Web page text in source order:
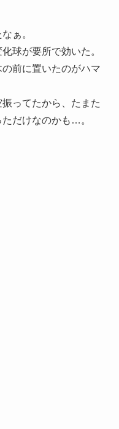
ぁ。
球が要所で効いた。
前に置いたのがハマ
ってたから、たまた
だけなのかも…。